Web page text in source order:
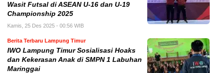
Wasit Futsal di ASEAN U-16 dan U-19
Championship 2025
Kamis, 25 Des 2025 - 00:56 WIB
Berita Terbaru Lampung Timur
IWO Lampung Timur Sosialisasi Hoaks
dan Kekerasan Anak di SMPN 1 Labuhan
Maringgai